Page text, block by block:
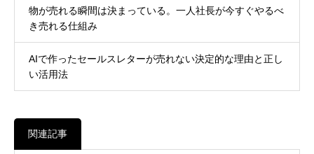
物が売れる瞬間は決まっている。一人社長が今すぐやるべ
き売れる仕組み
AIで作ったセールスレターが売れない決定的な理由と正し
い活用法
関連記事